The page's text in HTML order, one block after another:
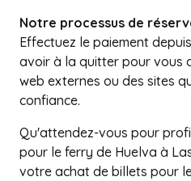
Notre processus de
Effectuez le paiement
avoir à la quitter pour vous
web externes ou des sites
confiance.
Qu'attendez-vous pour
pour le ferry de Huelva à
votre achat de billets pour